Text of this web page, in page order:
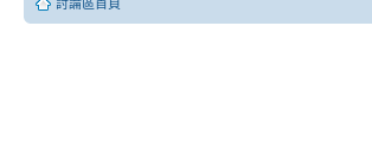
討論區首頁